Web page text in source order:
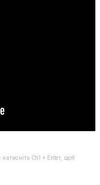
Ctrl + Enter, щоб